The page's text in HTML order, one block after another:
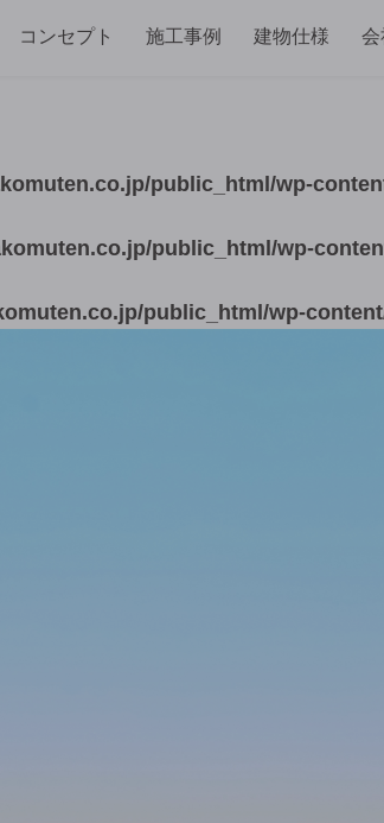
コンセプト 施工事例 建物仕様 会
public_html/wp-
public_html/wp-
public_html/wp-